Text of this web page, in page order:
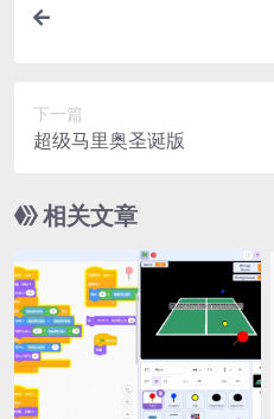
下一篇
超级马里奥圣诞版
相关文章